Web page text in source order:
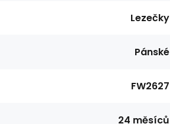
Lezečky
Pánské
FW2627
24 měsíců